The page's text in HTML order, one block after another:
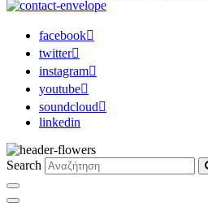
facebook
twitter
instagram
youtube
soundcloud
linkedin
Search